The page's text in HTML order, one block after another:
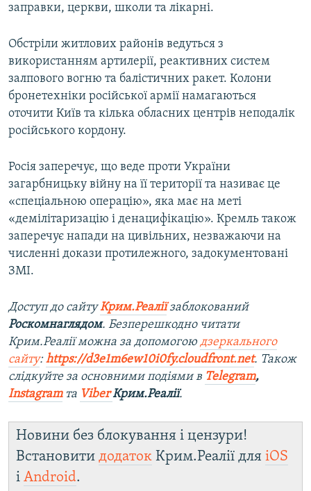
заправки, церкви, школи та лікарні.
Обстріли житлових районів ведуться з
використанням артилерії, реактивних систем
залпового вогню та балістичних ракет. Колони
бронетехніки російської армії намагаються
оточити Київ та кілька обласних центрів неподалік
російського кордону.
Росія заперечує, що веде проти України
загарбницьку війну на її території та називає це
«спеціальною операцію», яка має на меті
«демілітаризацію і денацифікацію». Кремль також
заперечує напади на цивільних, незважаючи на
численні докази протилежного, задокументовані
ЗМІ.
Доступ до сайтуКрим.Реаліїзаблокований
Роскомнаглядом. Безперешкодно читати
Крим.Реалії можна за допомогою дзеркального
сайту:https://d3e1m6ew10i0fy.cloudfront.net. Також
слідкуйте за основними подіями в Telegram,
Instagramта ViberКрим.Реалії.​
Новини без блокування і цензури!
Встановити додаток Крим.Реалії для iOS
і Android.